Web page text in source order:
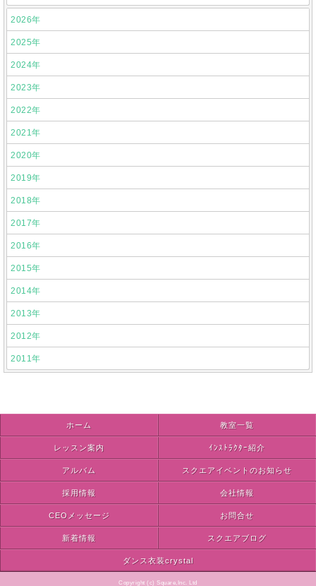
2026年
2025年
2024年
2023年
2022年
2021年
2020年
2019年
2018年
2017年
2016年
2015年
2014年
2013年
2012年
2011年
ホーム 教室一覧
レッスン案内 ｲﾝｽﾄﾗｸﾀｰ紹介
アルバム スクエアイベントのお知らせ
採用情報 会社情報
CEOメッセージ お問合せ
新着情報 スクエアブログ
ダンス衣装crystal
Copyright (c) Square,Inc. Ltd